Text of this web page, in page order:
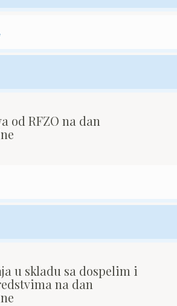
od RFZO na dan
u skladu sa dospelim i
na dan